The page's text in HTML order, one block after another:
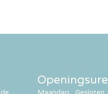
Maandag Gesloten